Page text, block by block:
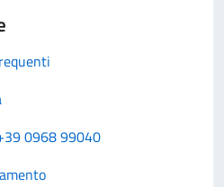
0968 99040